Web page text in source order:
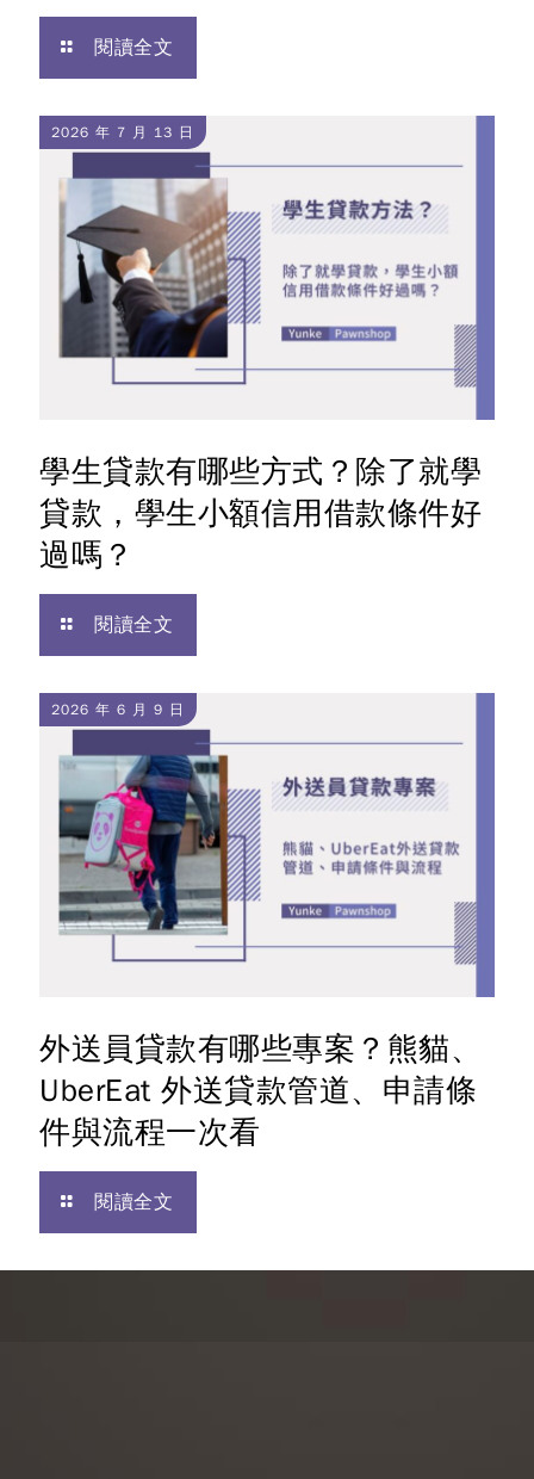
閱讀全文
2026 年 7 月 13 日
學生貸款有哪些方式？除了就學
貸款，學生小額信用借款條件好
過嗎？
閱讀全文
2026 年 6 月 9 日
外送員貸款有哪些專案？熊貓、
UberEat 外送貸款管道、申請條
件與流程一次看
閱讀全文